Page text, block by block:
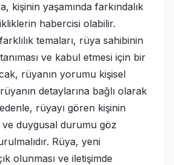
kişinin yaşamında farkındalık
habercisi olabilir.
temaları, rüya sahibinin
ve kabul etmesi için bir
rüyanın yorumu kişisel
detaylarına bağlı olarak
rüyayı gören kişinin
ve duygusal durumu göz
Rüya, yeni
olunması ve iletişimde